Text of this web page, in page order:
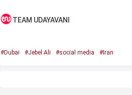
TEAM UDAYAVANI
#Dubai #Jebel Ali #social media #Iran